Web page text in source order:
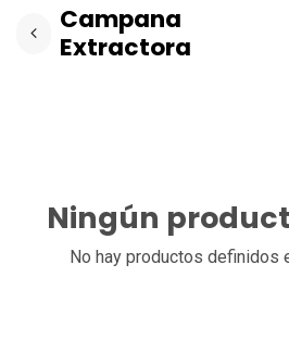
Campana
Extractora
Ningún
No hay productos definidos